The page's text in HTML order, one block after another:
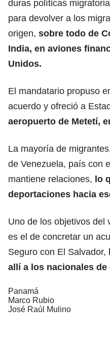
duras políticas
para devolver a los
origen, sobre todo de
India, en aviones
Unidos.
El mandatario propuso
acuerdo y ofreció a
aeropuerto de Metetí,
La mayoría de
de Venezuela, país con
mantiene relaciones, lo
deportaciones hacia
Uno de los objetivos del
es el de concretar un
Seguro con El Salvador,
allí a los nacionales de
Panamá
Marco Rubio
José Raúl Mulino